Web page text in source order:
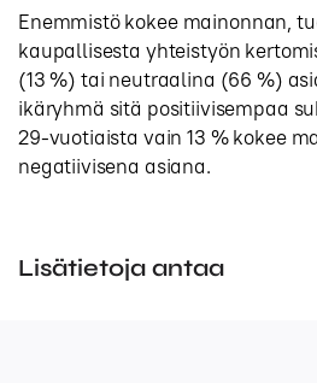
Enemmistö kokee mainonnan,
kaupallisesta yhteistyön
(13 %) tai neutraalina (66 %)
ikäryhmä sitä positiivisempaa
29-vuotiaista vain 13 % kokee
negatiivisena asiana.
Lisätietoja antaa